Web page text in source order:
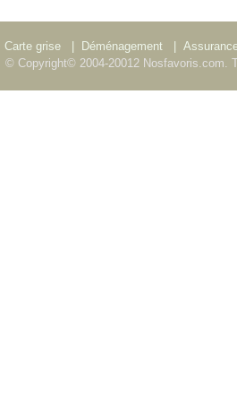
Carte grise Déménagement
© Copyright© 2004-20012 Nosfavoris.com.